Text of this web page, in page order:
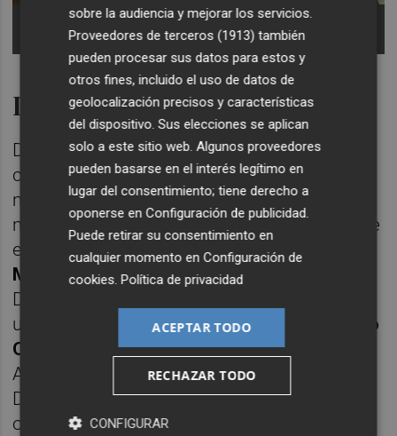
Clientes, realizando sus compras en los distintos
puestos -Foto: ANTONIO PRADAS
La Generalitat última medidas
Desde la Generalitat Valenciana son
conscientes del problema y ya buscan
medidas para revertir esta situación, en el
marco dela simplificación administrativa
que
esté acometiendo el gobierno de Carlos
Mazón. "Estamos trabajando con la
Dirección General de Energía para buscar
una solución", explica a este diario
Francisco
Ortega,
director general de Simplificación
Administrativa de la Generalitat Valenciana.
De hecho, ya se han reunido varias
ocasiones para buscar alternativas.
sobre la audiencia y mejorar los servicios.
Proveedores de terceros (1913) también
pueden procesar sus datos para estos y
otros fines, incluido el uso de datos de
geolocalización precisos y características
del dispositivo. Sus elecciones se aplican
solo a este sitio web. Algunos proveedores
pueden basarse en el interés legítimo en
lugar del consentimiento; tiene derecho a
oponerse enConfiguración de publicidad
Puede retirar su consentimiento en
cualquier momento enConfiguración de
cookies .Política de privacidad
ACEPTAR TODO
RECHAZAR TODO
CONFIGURAR